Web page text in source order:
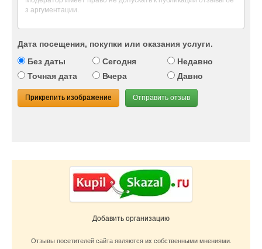
Не является публичной офертой.
Дата посещения, покупки или оказания услуги.
Без даты
Сегодня
Недавно
Точная дата
Вчера Давно
Прикрепить изображение Отправить отзыв
Добавить организацию
Отзывы посетителей сайта являются их собственными мнениями.